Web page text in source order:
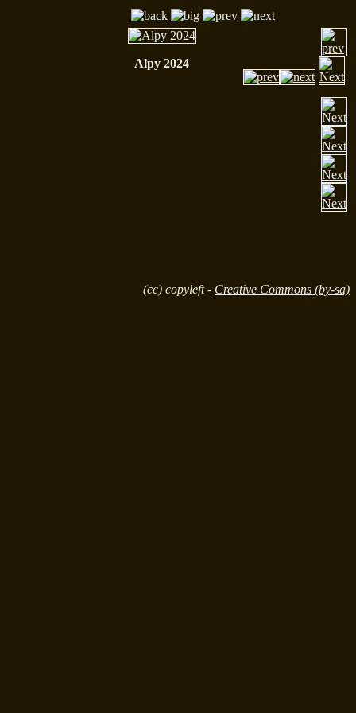
Alpy 2024
(cc) copyleft - Creative Commons (by-sa)